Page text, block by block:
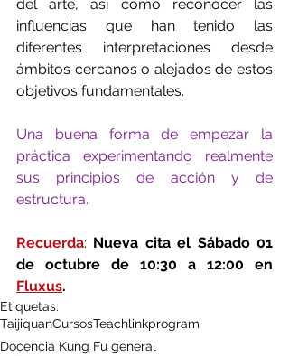
del arte, así como reconocer las
influencias que han tenido las
diferentes interpretaciones desde
ámbitos cercanos o alejados de estos
objetivos fundamentales.
Una buena forma de empezar la
práctica experimentando realmente
sus principios de acción y de
estructura.
Recuerda: Nueva cita el Sábado 01
Fluxus.
Etiquetas:
TaijiquanCursosTeachlinkprogram
Docencia Kung Fu general